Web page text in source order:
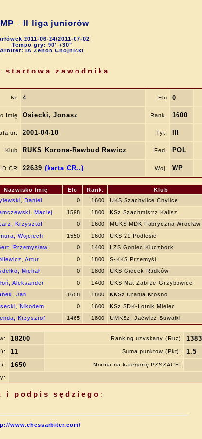
- II liga juniorów
2011-06-24/2011-07-02
Tempo gry: 90' +30"
Arbiter: IA Zenon Chojnicki
startowa zawodnika
Nr 4 Elo 0
Imię Osiecki, Jonasz Rank. 1600
ur. 2001-04-10 Tyt.
Klub RUKS Korona-Rawbud Rawicz Fed. POL
ID CR 22639 (karta CR..) Woj. WP
Nazwisko Imię Elo Rank.
Klub
Daniel 0 1600
UKS Szachylice Chylice
Maciej 1598 1800
KSz Szachmistrz Kalisz
Krzysztof 0 1600
MUKS MDK Fabryczna Wrocław
Wojciech 1550 1600
UKS 21 Podlesie
Przemysław 0 1400
LZS Goniec Kluczbork
Artur 0 1800
S-KKS Przemyśl
Michał 0 1800
UKS Giecek Radków
Aleksander 0 1400
UKS Mat Zabrze-Grzybowice
Jan 1658 1800
KKSz Urania Krosno
Nikodem 0 1600
KSz SDK-Lotnik Mielec
Krzysztof 1465 1800 UMKSz. Jaćwież Suwałki
18200 Ranking uzyskany (Ruz) 1383
11 Suma punktow (Pkt): 1.5
1650 Norma na kategorię PZSZACH:
i podpis sędziego:
www.chessarbiter.com/